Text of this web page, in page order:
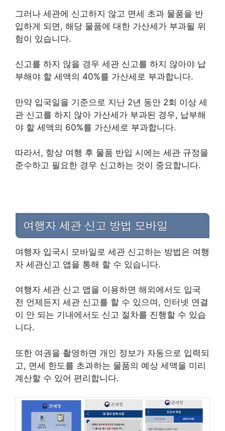
그러나 세관에 신고하지 않고 면세 초과 물품을 반
입하게 되면, 해당 물품에 대한 가산세가 부과될 위
험이 있습니다.
신고를 하지 않을 경우 세관 신고를 하지 않아야 납
부해야 할 세액의 40%를 가산세로 부과합니다.
만약 입국일을 기준으로 지난 2년 동안 2회 이상 세
관 신고를 하지 않아 가산세가 부과된 경우, 납부해
야 할 세액의 60%를 가산세로 부과합니다.
따라서, 항상 여행 후 물품 반입 시에는 세관 규정을
준수하고 필요한 경우 신고하는 것이 중요합니다.
여행자 세관 신고 방법 모바일
여행자 입국시 모바일로 세관 신고하는 방법은 여행
자 세관신고 앱을 통해 할 수 있습니다.
여행자 세관 신고 앱을 이용하면 해외에서도 입국
전 언제든지 세관 신고를 할 수 있으며, 인터넷 연결
이 안 되는 기내에서도 신고 절차를 진행할 수 있습
니다.
또한 여권을 촬영하면 개인 정보가 자동으로 입력되
고, 면세 한도를 초과하는 물품의 예상 세액을 미리
계산할 수 있어 편리합니다.